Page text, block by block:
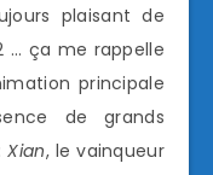
plaisant de
… ça me rappelle
principale
de grands
Xian, le vainqueur